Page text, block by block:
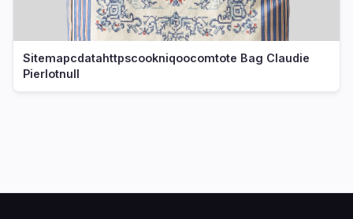
Sitemapcdatahttpscookniqoocomtote Bag Claudie
Pierlotnull